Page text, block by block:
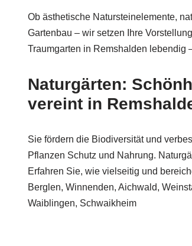
Ob ästhetische Natursteinelemente,
Gartenbau – wir setzen Ihre
Traumgarten in Remshalden lebendig
Naturgärten:
vereint in
Sie fördern die Biodiversität und
Pflanzen Schutz und Nahrung.
Erfahren Sie, wie vielseitig und
Berglen, Winnenden, Aichwald,
Waiblingen, Schwaikheim